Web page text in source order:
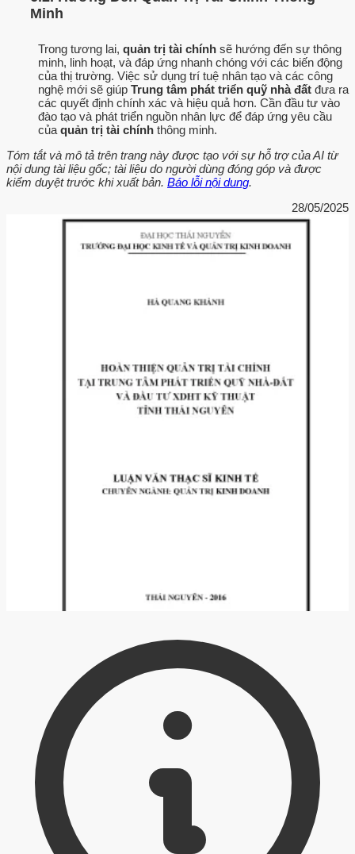
Minh
Trong tương lai, quản trị tài chính sẽ hướng đến sự thông
minh, linh hoạt, và đáp ứng nhanh chóng với các biến động
của thị trường. Việc sử dụng trí tuệ nhân tạo và các công
nghệ mới sẽ giúp Trung tâm phát triển quỹ nhà đất đưa ra
các quyết định chính xác và hiệu quả hơn. Cần đầu tư vào
đào tạo và phát triển nguồn nhân lực để đáp ứng yêu cầu
của quản trị tài chính thông minh.
Tóm tắt và mô tả trên trang này được tạo với sự hỗ trợ của AI từ
nội dung tài liệu gốc; tài liệu do người dùng đóng góp và được
kiểm duyệt trước khi xuất bản. Báo lỗi nội dung.
28/05/2025